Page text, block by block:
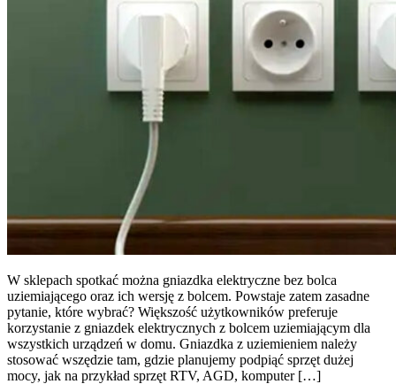
W sklepach spotkać można gniazdka elektryczne bez bolca
uziemiającego oraz ich wersję z bolcem. Powstaje zatem zasadne
pytanie, które wybrać? Większość użytkowników preferuje
korzystanie z gniazdek elektrycznych z bolcem uziemiającym dla
wszystkich urządzeń w domu. Gniazdka z uziemieniem należy
stosować wszędzie tam, gdzie planujemy podpiąć sprzęt dużej
mocy, jak na przykład sprzęt RTV, AGD, komputer […]